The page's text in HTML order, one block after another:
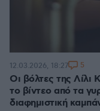
Οι βόλτες της Λίλι
το βίντεο από τα
διαφημιστική
12.03.2026, 18:27 5